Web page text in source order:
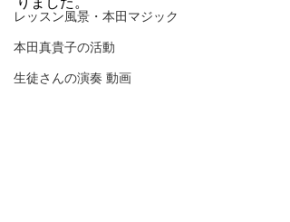
レッスン風景・本田マジック
本田真貴子の活動
生徒さんの演奏 動画